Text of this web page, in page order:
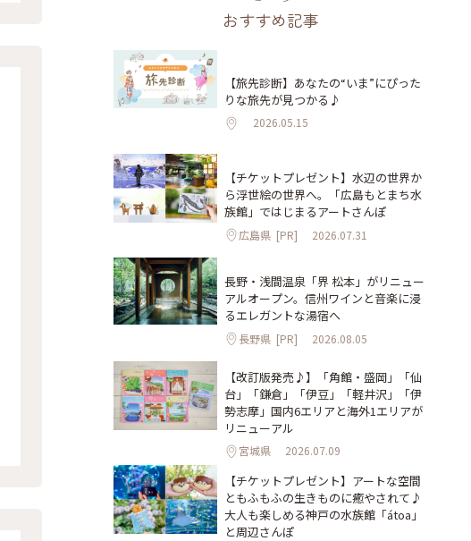
おすすめ記事
【旅先診断】あなたの“いま”にぴった
りな旅先が見つかる♪
2026.05.15
【チケットプレゼント】水辺の世界か
ら浮世絵の世界へ。「広島もとまち水
族館」ではじまるアートさんぽ
広島県 [PR] 2026.07.31
長野・浅間温泉「界 松本」がリニュー
アルオープン。信州ワインと音楽に浸
るエレガントな湯宿へ
長野県 [PR] 2026.08.05
【改訂版発売♪】「角館・盛岡」「仙
台」「鎌倉」「伊豆」「軽井沢」「伊
勢志摩」国内6エリアと海外1エリアが
リニューアル
宮城県 2026.07.09
【チケットプレゼント】アートな空間
ともふもふの生きものに癒やされて♪
大人も楽しめる神戸の水族館「átoa」
と周辺さんぽ